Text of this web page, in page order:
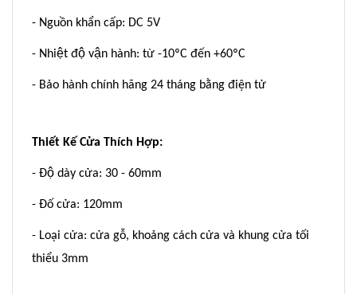
- Nguồn khẩn cấp: DC 5V
- Nhiệt độ vận hành: từ -10ºC đến +60ºC
- Bảo hành chính hãng 24 tháng bằng điện tử
Thiết Kế Cửa Thích Hợp:
- Độ dày cửa: 30 - 60mm
- Đố cửa: 120mm
- Loại cửa: cửa gỗ, khoảng cách cửa và khung cửa tối
thiểu 3mm